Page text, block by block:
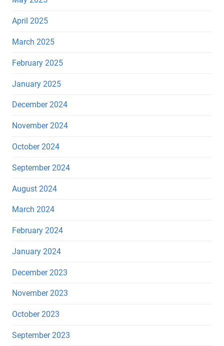
April 2025
March 2025
February 2025
January 2025
December 2024
November 2024
October 2024
September 2024
August 2024
March 2024
February 2024
January 2024
December 2023
November 2023
October 2023
September 2023